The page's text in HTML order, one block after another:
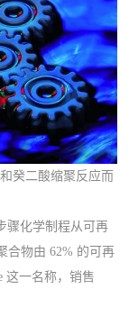
癸二酸缩聚反应而
骤化学制程从可再
合物由 62% 的可再
这一名称，销售